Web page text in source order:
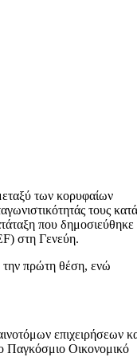
των κορυφαίων
τους
που δημοσιεύθηκε
στη Γενεύη.
την πρώτη θέση, ενώ
επιχειρήσεων
Παγκόσμιο Οικονομικό